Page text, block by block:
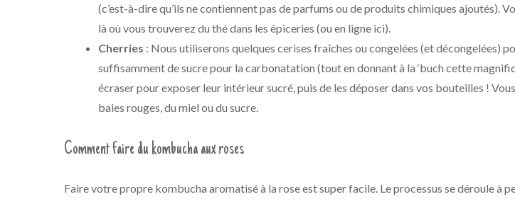
(c’est-à-dire qu’ils ne contiennent pas de parfums ou de produits chimiques ajoutés).
là où vous trouverez du thé dans les épiceries (ou en ligne ici).
Cherries : Nous utiliserons quelques cerises fraîches ou congelées (et décongelées)
suffisamment de sucre pour la carbonatation (tout en donnant à la ‘buch cette
écraser pour exposer leur intérieur sucré, puis de les déposer dans vos bouteilles !
baies rouges, du miel ou du sucre.
Comment faire du kombucha aux roses
Faire votre propre kombucha aromatisé à la rose est super facile. Le processus se déroule à